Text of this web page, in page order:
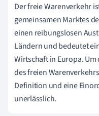
Der freie Warenverkehr
gemeinsamen Marktes
einen reibungslosen
Ländern und bedeutet
Wirtschaft in Europa.
des freien
Definition und eine
unerlässlich.